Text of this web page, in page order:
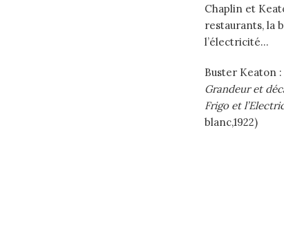
Chaplin et
restaurants, la
l’électricité…
Buster Keaton :
Grandeur et
Frigo et
blanc,1922)